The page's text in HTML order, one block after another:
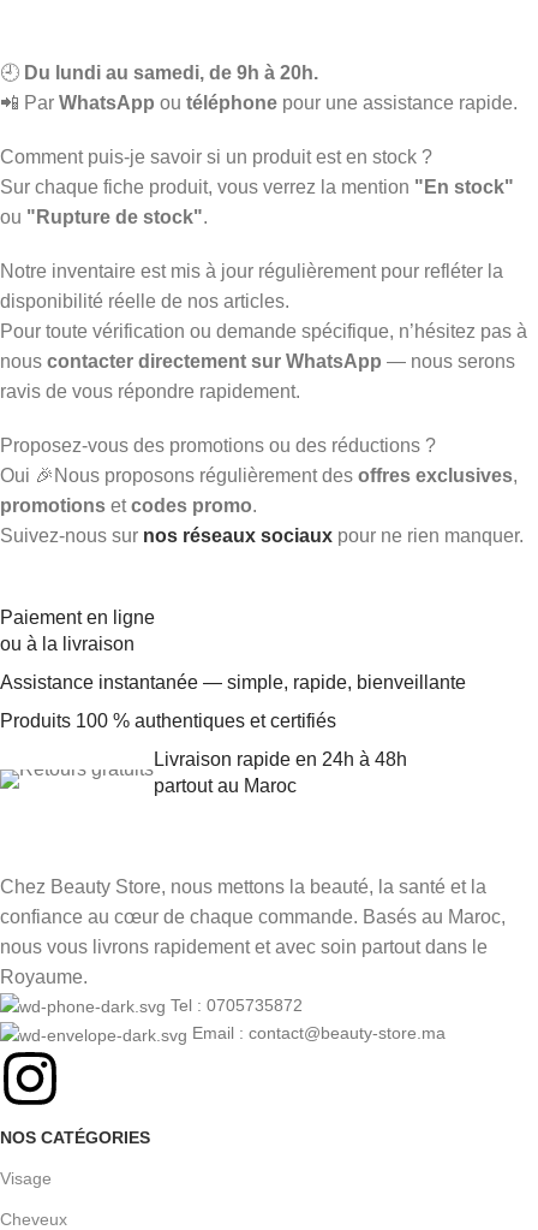
🕘 Du lundi au samedi, de 9h à 20h.
📲 Par WhatsApp ou téléphone pour une assistance rapide.
Comment puis-je savoir si un produit est en stock ?
Sur chaque fiche produit, vous verrez la mention "En stock"
ou "Rupture de stock".
Notre inventaire est mis à jour régulièrement pour refléter la
disponibilité réelle de nos articles.
Pour toute vérification ou demande spécifique, n’hésitez pas à
nous contacter directement sur WhatsApp — nous serons
ravis de vous répondre rapidement.
Proposez-vous des promotions ou des réductions ?
Oui 🎉Nous proposons régulièrement des offres exclusives,
promotions etcodes promo.
Suivez-nous sur nos réseaux sociaux pour ne rien manquer.
Paiement en ligne
ou à la livraison
Assistance instantanée — simple, rapide, bienveillante
Produits 100 % authentiques et certifiés
Livraison rapide en 24h à 48h
partout au Maroc
Chez Beauty Store, nous mettons la beauté, la santé et la
confiance au cœur de chaque commande. Basés au Maroc,
nous vous livrons rapidement et avec soin partout dans le
Royaume.
Tel : 0705735872
Email : contact@beauty-store.ma
NOS CATÉGORIES
Visage
Cheveux